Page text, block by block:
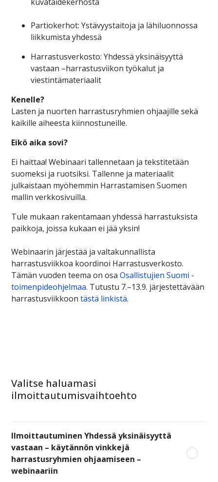
Partiokerhot: Ystävyystaitoja ja lähiluonnossa
liikkumista yhdessä
Harrastusverkosto: Yhdessä yksinäisyyttä
vastaan –harrastusviikon työkalut ja
viestintämateriaalit
Kenelle?
Lasten ja nuorten harrastusryhmien ohjaajille sekä
kaikille aiheesta kiinnostuneille.
Eikö aika sovi?
Ei haittaa! Webinaari tallennetaan ja tekstitetään
suomeksi ja ruotsiksi. Tallenne ja materiaalit
julkaistaan myöhemmin Harrastamisen Suomen
mallin verkkosivuilla.
Tule mukaan rakentamaan yhdessä harrastuksista
paikkoja, joissa kukaan ei jää yksin!
Webinaarin järjestää ja valtakunnallista
harrastusviikkoa koordinoi Harrastusverkosto.
Tämän vuoden teema on osa Osallistujien Suomi -
toimenpideohjelmaa. Tutustu 7.–13.9. järjestettävään
harrastusviikkoon tästä linkistä.
Valitse haluamasi
ilmoittautumisvaihtoehto
Ilmoittautuminen Yhdessä yksinäisyyttä
vastaan – käytännön vinkkejä
harrastusryhmien ohjaamiseen –
webinaariin